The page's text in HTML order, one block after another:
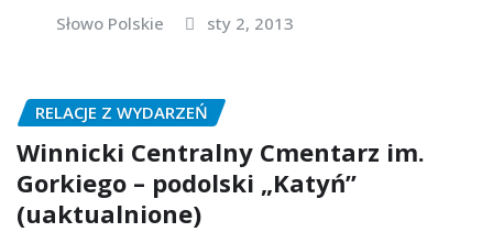
Słowo Polskie sty 2, 2013
RELACJE Z WYDARZEŃ
Winnicki Centralny Cmentarz im.
Gorkiego – podolski „Katyń”
(uaktualnione)